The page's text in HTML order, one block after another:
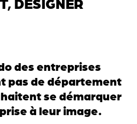
des entreprises
pas de département
se démarquer
à leur image.